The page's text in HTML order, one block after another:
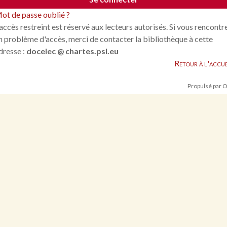
de passe oublié ?
restreint est réservé aux lecteurs autorisés. Si vous
problème d'accès, merci de contacter la bibliothèque à cette
: docelec @ chartes.psl.eu
Retour à
Propulsé par